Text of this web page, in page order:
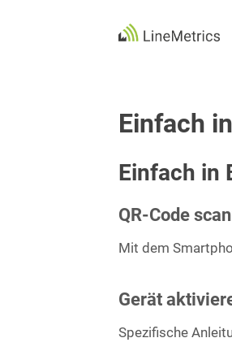
Einfach
Einfach in
QR-Code
Mit dem
Gerät
Spezifische